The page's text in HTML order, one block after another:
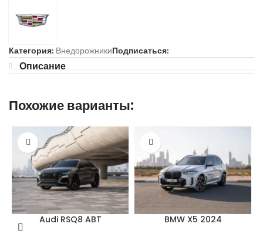
Категория: ВнедорожникиПодписаться:
Описание
Похожие варианты:
Audi RSQ8 ABT BMW X5 2024